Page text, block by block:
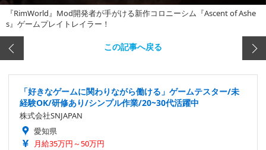
『RimWorld』Mod開発者が手がける新作コロニーシム『Ascent of Ashe
s』ゲームプレイトレイラー！
この記事へ戻る
「好きなゲームに関わりながら働ける」ゲームテスター/未
経験OK/研修あり/シンプル作業/20~30代活躍中
株式会社SNJAPAN
愛知県
月給35万円～50万円